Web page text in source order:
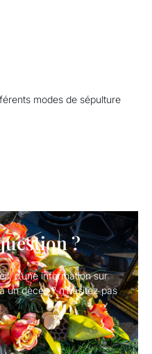
modes de sépulture
?
d’une information sur
un dècés ? n’hésitez pas